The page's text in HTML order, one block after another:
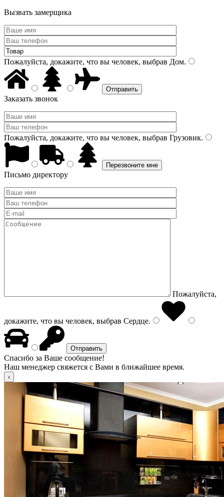
Вызвать замерщика
Пожалуйста, докажите, что вы человек, выбрав Дом.
Заказать звонок
Пожалуйста, докажите, что вы человек, выбрав Грузовик.
Письмо директору
Пожалуйста,
докажите, что вы человек, выбрав Сердце.
Спасибо за Ваше сообщение!
Наш менеджер свяжется с Вами в ближайшее время.